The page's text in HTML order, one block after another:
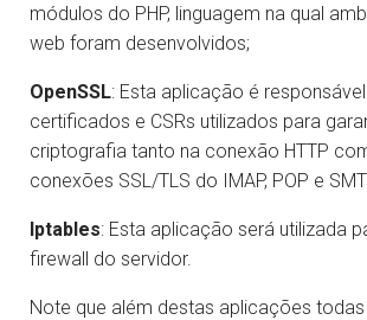
módulos do PHP, linguagem na qual
web foram desenvolvidos;
OpenSSL: Esta aplicação é
certificados e CSRs utilizados para
criptografia tanto na conexão HTTP
conexões SSL/TLS do IMAP, POP e
Iptables: Esta aplicação será utilizada
firewall do servidor.
Note que além destas aplicações